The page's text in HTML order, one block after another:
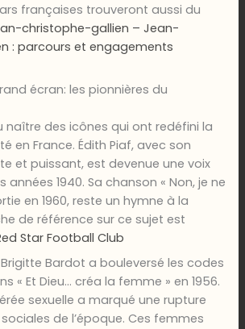
françaises trouveront aussi du
christophe-gallien – Jean-
: parcours et engagements
écran: les pionnières du
naître des icônes qui ont redéfini la
en France. Édith Piaf, avec son
et puissant, est devenue une voix
années 1940. Sa chanson « Non, je ne
en 1960, reste un hymne à la
de référence sur ce sujet est
Star Football Club
Bardot a bouleversé les codes
« Et Dieu… créa la femme » en 1956.
sexuelle a marqué une rupture
de l’époque. Ces femmes